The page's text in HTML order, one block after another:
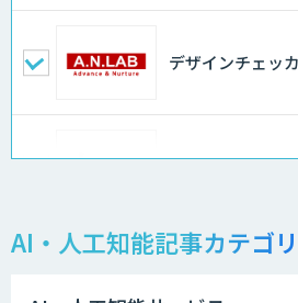
デザインチェッ
地理空間DX ソ
製造業特化型オ
AI・人工知能記事カテゴ